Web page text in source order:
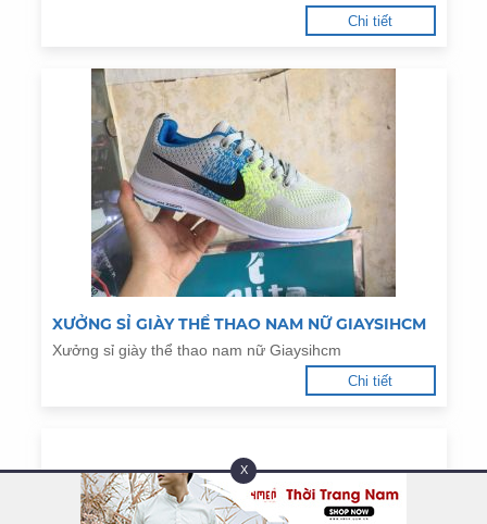
Chi tiết
XƯỞNG SỈ GIÀY THỂ THAO NAM NỮ GIAYSIHCM
Xưởng sỉ giày thể thao nam nữ Giaysihcm
Chi tiết
X